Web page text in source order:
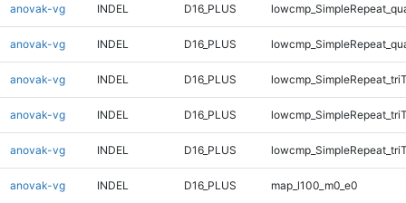
anovak-vg INDEL D16_PLUS
anovak-vg INDEL D16_PLUS
anovak-vg INDEL D16_PLUS
anovak-vg INDEL D16_PLUS
anovak-vg INDEL D16_PLUS
anovak-vg INDEL D16_PLUS map_l100_m0_e0